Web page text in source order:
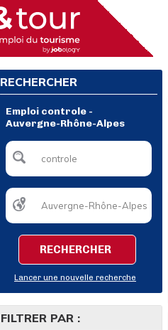
RECHERCHER
Emploi controle -
Auvergne-Rhône-Alpes
RECHERCHER
Lancer une nouvelle recherche
FILTRER PAR :